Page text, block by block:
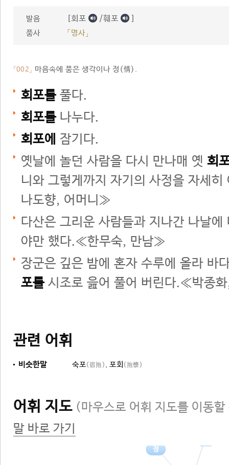
발음 [회포 /훼포 ]
품사 「명사」
「002」 마음속에 품은 생각이나 정(情).
회포를 풀다.
회포를 나누다.
회포에 잠기다.
옛날에 놀던 사람을 다시 만나매 옛 회
니와 그렇게까지 자기의 사정을 자세
나도향, 어머니≫
다산은 그리운 사람들과 지나간 나날
야만 했다.≪한무숙, 만남≫
장군은 깊은 밤에 혼자 수루에 올라 바
포를 시조로 읊어 풀어 버린다.≪박종
관련 어휘
비슷한말 숙포(宿抱) , 포회 (抱懷)
어휘 지도 (마우스로 어휘 지도를 이동
말 바로 가기
정